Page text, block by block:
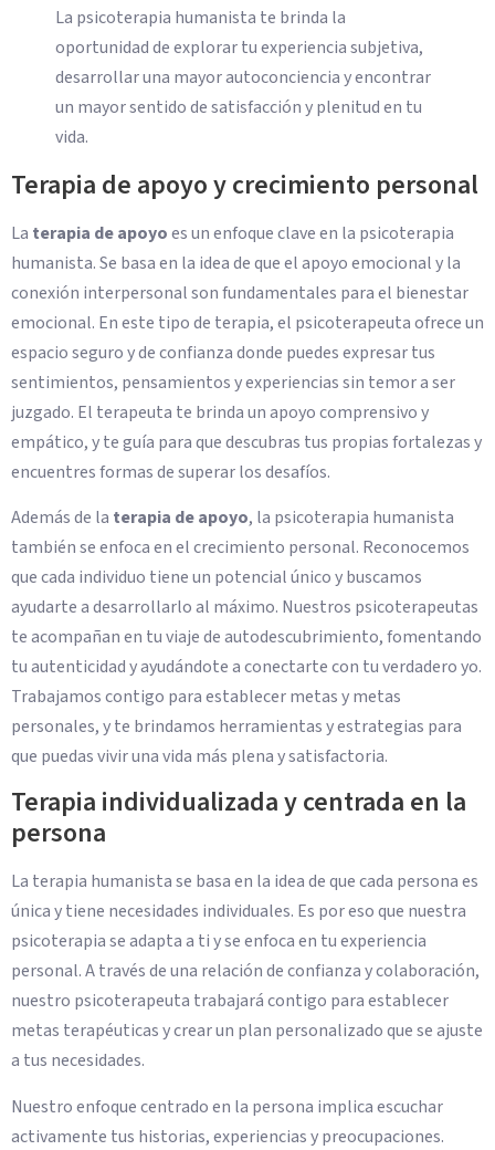
La psicoterapia humanista te brinda la
oportunidad de explorar tu experiencia subjetiva,
desarrollar una mayor autoconciencia y encontrar
un mayor sentido de satisfacción y plenitud en tu
vida.
Terapia de apoyo y crecimiento personal
La terapia de apoyoes un enfoque clave en la psicoterapia
humanista. Se basa en la idea de que el apoyo emocional y la
conexión interpersonal son fundamentales para el bienestar
emocional. En este tipo de terapia, el psicoterapeuta ofrece un
espacio seguro y de confianza donde puedes expresar tus
sentimientos, pensamientos y experiencias sin temor a ser
juzgado. El terapeuta te brinda un apoyo comprensivo y
empático, y te guía para que descubras tus propias fortalezas y
encuentres formas de superar los desafíos.
Además de la terapia de apoyo, la psicoterapia humanista
también se enfoca en el crecimiento personal. Reconocemos
que cada individuo tiene un potencial único y buscamos
ayudarte a desarrollarlo al máximo. Nuestros psicoterapeutas
te acompañan en tu viaje de autodescubrimiento, fomentando
tu autenticidad y ayudándote a conectarte con tu verdadero yo.
Trabajamos contigo para establecer metas y metas
personales, y te brindamos herramientas y estrategias para
que puedas vivir una vida más plena y satisfactoria.
Terapia individualizada y centrada en la
persona
La terapia humanista se basa en la idea de que cada persona es
única y tiene necesidades individuales. Es por eso que nuestra
psicoterapia se adapta a ti y se enfoca en tu experiencia
personal. A través de una relación de confianza y colaboración,
nuestro psicoterapeuta trabajará contigo para establecer
metas terapéuticas y crear un plan personalizado que se ajuste
a tus necesidades.
Nuestro enfoque centrado en la persona implica escuchar
activamente tus historias, experiencias y preocupaciones.